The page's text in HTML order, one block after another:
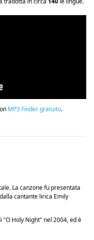
MP3 Finder gratuito.
La canzone fu presentata
cantante lirica Emily
"O Holy Night" nel 2004, ed è